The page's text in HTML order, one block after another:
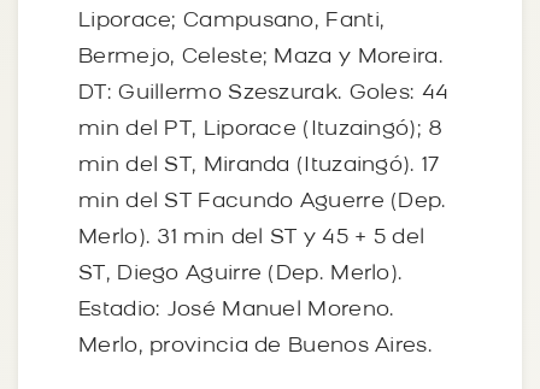
Liporace; Campusano, Fanti,
Bermejo, Celeste; Maza y Moreira.
DT: Guillermo Szeszurak. Goles: 44
min del PT, Liporace (Ituzaingó); 8
min del ST, Miranda (Ituzaingó). 17
min del ST Facundo Aguerre (Dep.
Merlo). 31 min del ST y 45 + 5 del
ST, Diego Aguirre (Dep. Merlo).
Estadio: José Manuel Moreno.
Merlo, provincia de Buenos Aires.